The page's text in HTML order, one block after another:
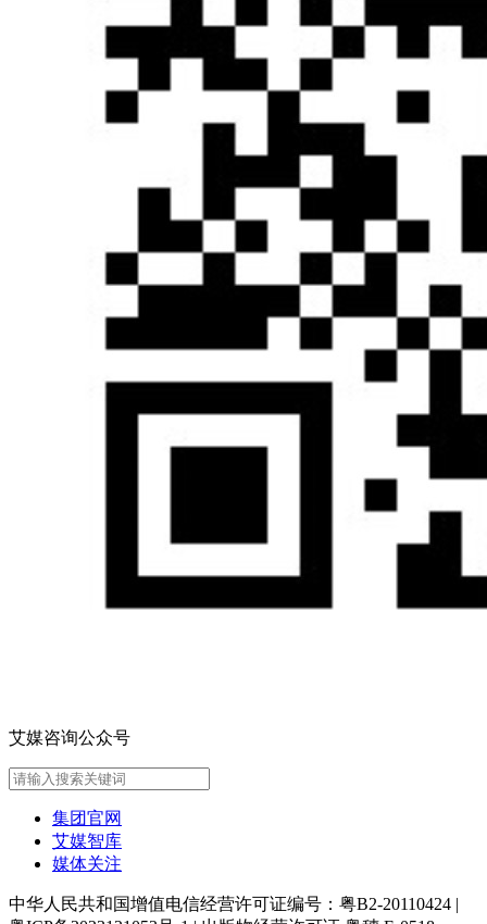
艾媒咨询公众号
集团官网
艾媒智库
媒体关注
中华人民共和国增值电信经营许可证编号：粤B2-20110424 |